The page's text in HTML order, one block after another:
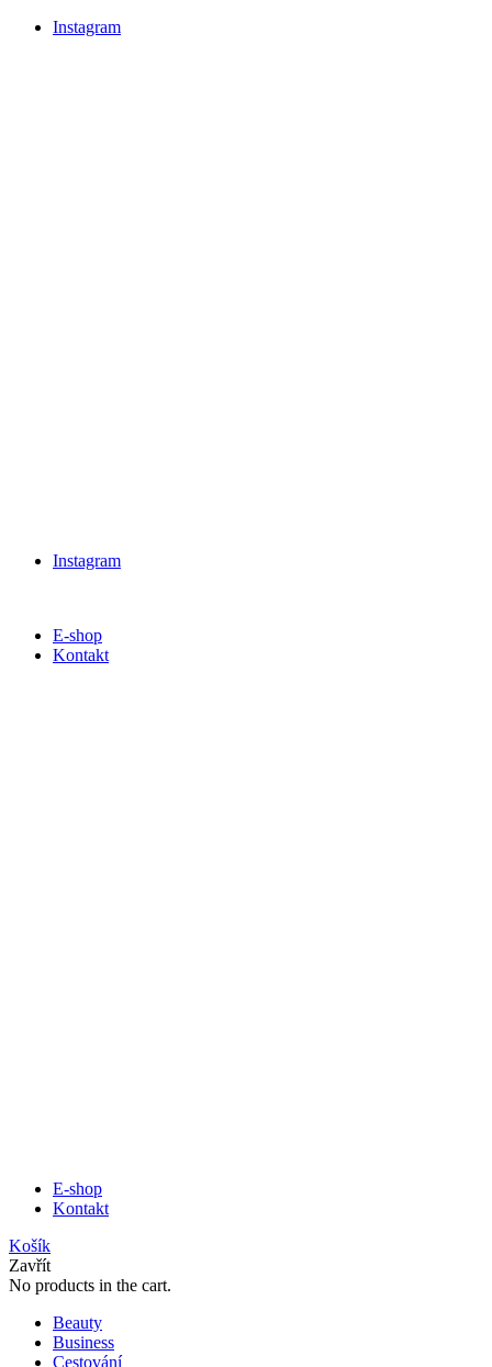
Instagram
Instagram
E-shop
Kontakt
E-shop
Kontakt
Košík
Zavřít
No products in the cart.
Beauty
Business
Cestování